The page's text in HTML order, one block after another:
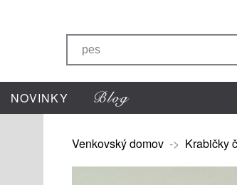
NOVINKY
Venkovský domov -> Krabičky